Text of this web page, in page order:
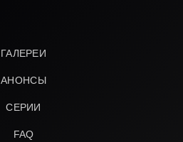
ГАЛЕРЕИ
АНОНСЫ
СЕРИИ
FAQ